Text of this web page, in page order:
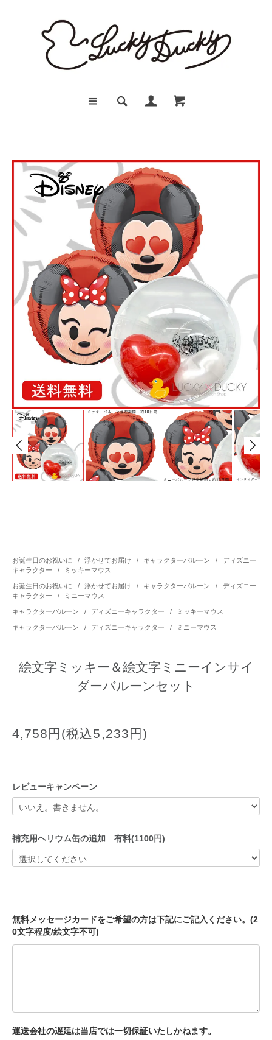
お誕生日のお祝いに / 浮かせてお届け / キャラクターバルーン /
ディズニー
キャラクター
/ ミッキーマウス
お誕生日のお祝いに / 浮かせてお届け / キャラクターバルーン /
ディズニー
キャラクター
/ ミニーマウス
キャラクターバルーン / ディズニーキャラクター / ミッキーマウス
キャラクターバルーン / ディズニーキャラクター / ミニーマウス
絵文字ミッキー＆絵文字ミニーインサイ
ダーバルーンセット
4,758円(税込5,233円)
レビューキャンペーン
補充用ヘリウム缶の追加 有料(1100円)
無料メッセージカードをご希望の方は下記にご記入ください。(2
0文字程度/絵文字不可)
運送会社の遅延は当店では一切保証いたしかねます。